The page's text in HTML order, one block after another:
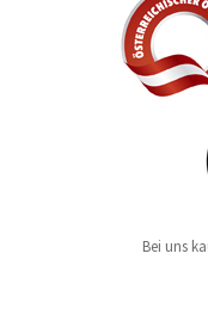
Bei uns